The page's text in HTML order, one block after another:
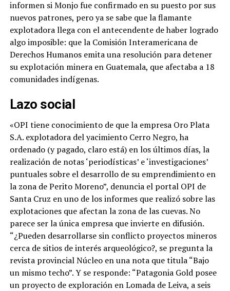
informen si Monjo fue confirmado en su puesto por sus
nuevos patrones, pero ya se sabe que la flamante
explotadora llega con el antecendente de haber logrado
algo imposible: que la Comisión Interamericana de
Derechos Humanos emita una resolución para detener
su explotación minera en Guatemala, que afectaba a 18
comunidades indígenas.
Lazo social
«OPI tiene conocimiento de que la empresa Oro Plata
S.A. explotadora del yacimiento Cerro Negro, ha
ordenado (y pagado, claro está) en los últimos días, la
realización de notas ‘periodísticas’ e ‘investigaciones’
puntuales sobre el desarrollo de su emprendimiento en
la zona de Perito Moreno”, denuncia el portal OPI de
Santa Cruz en uno de los informes que realizó sobre las
explotaciones que afectan la zona de las cuevas. No
parece ser la única empresa que invierte en difusión.
“¿Pueden desarrollarse sin conflicto proyectos mineros
cerca de sitios de interés arqueológico?, se pregunta la
revista provincial Núcleo en una nota que titula “Bajo
un mismo techo”. Y se responde: “Patagonia Gold posee
un proyecto de exploración en Lomada de Leiva, a seis